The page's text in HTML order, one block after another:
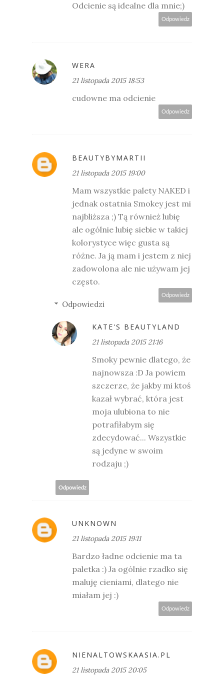
Odcienie są idealne dla mnie;)
Odpowiedz
WERA
21 listopada 2015 18:53
cudowne ma odcienie
Odpowiedz
BEAUTYBYMARTII
21 listopada 2015 19:00
Mam wszystkie palety NAKED i
jednak ostatnia Smokey jest mi
najbliższa ;) Tą również lubię
ale ogólnie lubię siebie w takiej
kolorystyce więc gusta są
różne. Ja ją mam i jestem z niej
zadowolona ale nie używam jej
często.
Odpowiedz
Odpowiedzi
KATE'S BEAUTYLAND
21 listopada 2015 21:16
Smoky pewnie dlatego, że
najnowsza :D Ja powiem
szczerze, że jakby mi ktoś
kazał wybrać, która jest
moja ulubiona to nie
potrafiłabym się
zdecydować... Wszystkie
są jedyne w swoim
rodzaju ;)
Odpowiedz
UNKNOWN
21 listopada 2015 19:11
Bardzo ładne odcienie ma ta
paletka :) Ja ogólnie rzadko się
maluję cieniami, dlatego nie
miałam jej :)
Odpowiedz
NIENALTOWSKAASIA.PL
21 listopada 2015 20:05